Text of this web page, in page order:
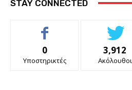
STAY CONNECTED
0
Υποστηρικτές
3,912
Ακόλουθοι